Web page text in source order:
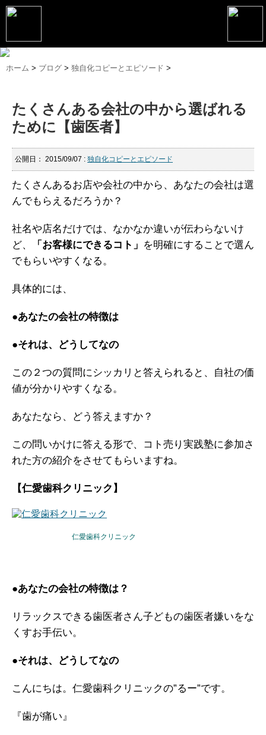
トップページ
松野恵介のブログ
会社概要
スケジュール
講演・セミナー
コンサルティング
マーケティング塾
書籍
ガイアの実績
ホーム > ブログ > 独自化コピーとエピソード >
たくさんある会社の中から選ばれる
ために【歯医者】
公開日： 2015/09/07 : 独自化コピーとエピソード
たくさんあるお店や会社の中から、あなたの会社は選
んでもらえるだろうか？
社名や店名だけでは、なかなか違いが伝わらないけ
ど、
「お客様にできるコト」 を明確にすることで選ん
でもらいやすくなる。
具体的には、
●あなたの会社の特徴は
●それは、どうしてなの
この２つの質問にシッカリと答えられると、自社の価
値が分かりやすくなる。
あなたなら、どう答えますか？
この問いかけに答える形で、コト売り実践塾に参加さ
れた方の紹介をさせてもらいますね。
【仁愛歯科クリニック】
仁愛歯科クリニック
●あなたの会社の特徴は？
リラックスできる歯医者さん子どもの歯医者嫌いをな
くすお手伝い。
●それは、どうしてなの
こんにちは。仁愛歯科クリニックの”るー”です。
『歯が痛い』